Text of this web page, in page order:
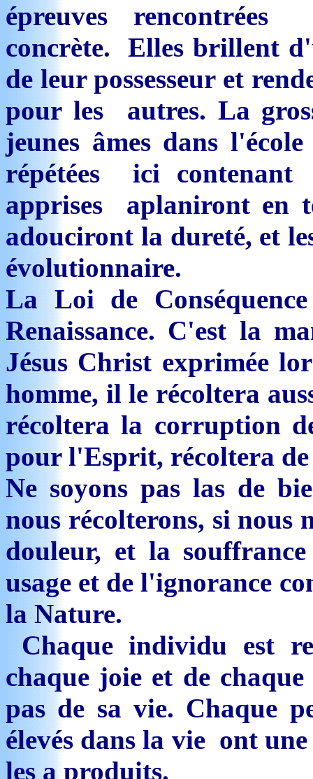
épreuves
concrète. Elles brillent
de leur possesseur et
pour les autres. La
jeunes âmes dans
répétées ici
apprises aplaniront en
adouciront la dureté, et
évolutionnaire.
La Loi de
Renaissance. C'est la
Jésus Christ exprimée
homme, il le récoltera
récoltera la corruption
pour l'Esprit, récoltera
Ne soyons pas las de
nous récolterons, si nous
douleur, et la
usage et de l'ignorance
la Nature.
Chaque individu est
chaque joie et de
pas de sa vie. Chaque
élevés dans la vie ont
les a produits.